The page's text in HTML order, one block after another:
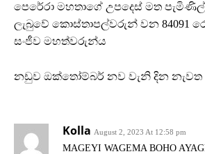
පෙරේරා මහතාගේ උපදෙස් මත
ලැබුවේ කොස්තාපල්වරුන් වන 84091
සංජීව මහත්වරුන්ය
නඩුව ඔක්තෝම්බර් නව වැනි දින නැවත
Kolla August 2, 2023 At 12:58 pm
MAGEYI WAGEMA BOHO